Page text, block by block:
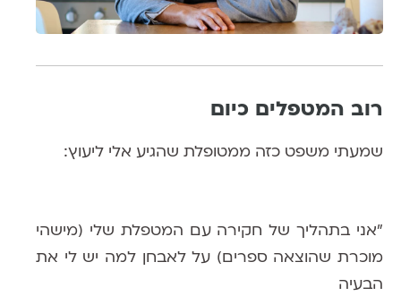
רוב המטפלים כיום
שמעתי משפט כזה ממטופלת שהגיע אלי ליעוץ:
״אני בתהליך של חקירה עם המטפלת שלי (מישהי
מוכרת שהוצאה ספרים) על לאבחן למה יש לי את
הבעיה